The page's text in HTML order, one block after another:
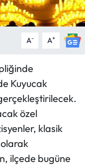
A- A+
Kuyucak
özel
klasik
ilçede bugüne